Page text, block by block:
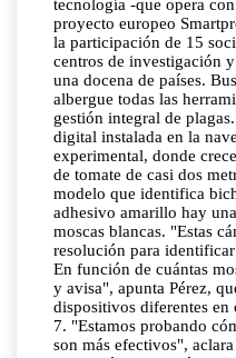
tecnología -que opera
proyecto europeo
la participación de 15
centros de investigación
una docena de países.
albergue todas las
gestión integral de
digital instalada en la
experimental, donde
de tomate de casi dos
modelo que identifica
adhesivo amarillo hay
moscas blancas. "Estas
resolución para
En función de cuántas
y avisa", apunta Pérez,
dispositivos diferentes
7. "Estamos probando
son más efectivos",